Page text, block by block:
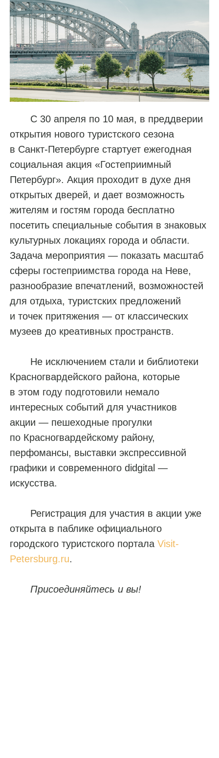
С 30 апреля по 10 мая, в преддверии
открытия нового туристского сезона
в Санкт-Петербурге стартует ежегодная
социальная акция «Гостеприимный
Петербург». Акция проходит в духе дня
открытых дверей, и дает возможность
жителям и гостям города бесплатно
посетить специальные события в знаковых
культурных локациях города и области.
Задача мероприятия — показать масштаб
сферы гостеприимства города на Неве,
разнообразие впечатлений, возможностей
для отдыха, туристских предложений
и точек притяжения — от классических
музеев до креативных пространств.
Не исключением стали и библиотеки
Красногвардейского района, которые
в этом году подготовили немало
интересных событий для участников
акции — пешеходные прогулки
по Красногвардейскому району,
перфомансы, выставки экспрессивной
графики и современного didgital —
искусства.
Регистрация для участия в акции уже
открыта в паблике официального
городского туристского портала Visit-
Petersburg.ru.
Присоединяйтесь и вы!